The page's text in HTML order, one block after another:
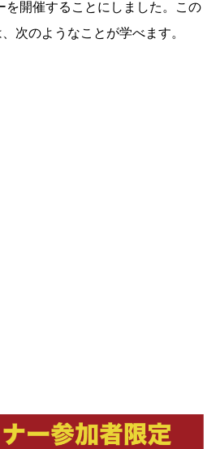
を開催することにしました。この
次のようなことが学べます。